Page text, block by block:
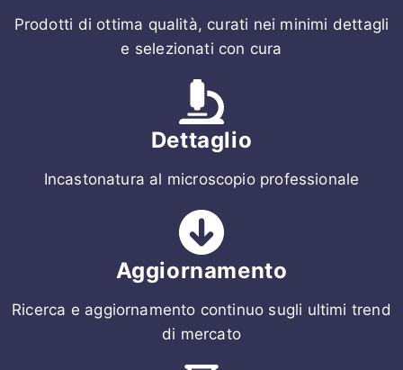
Prodotti di ottima qualità, curati nei minimi dettagli
e selezionati con cura
Dettaglio
Incastonatura al microscopio professionale
Aggiornamento
Ricerca e aggiornamento continuo sugli ultimi trend
di mercato